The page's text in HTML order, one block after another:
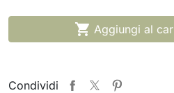
 Aggiungi al
Condividi